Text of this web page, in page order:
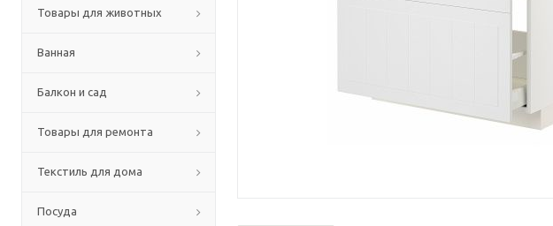
Товары для животных
Ванная
Балкон и сад
Товары для ремонта
Текстиль для дома
Посуда